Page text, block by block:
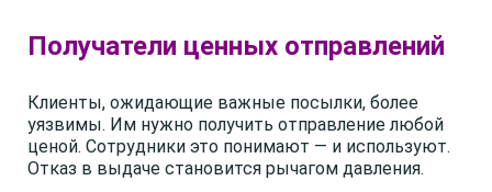
Получатели ценных отправлений
Клиенты, ожидающие важные посылки, более
уязвимы. Им нужно получить отправление любой
ценой. Сотрудники это понимают — и используют.
Отказ в выдаче становится рычагом давления.